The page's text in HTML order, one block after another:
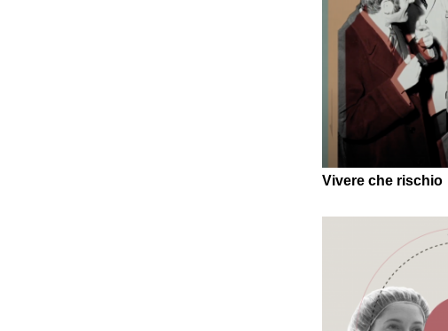
Vivere che rischio